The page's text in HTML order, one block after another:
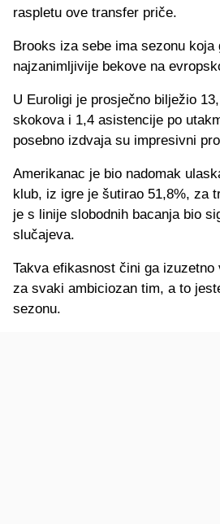
raspletu ove transfer priče.
Brooks iza sebe ima sezonu
najzanimljivije bekove na
U Euroligi je prosječno bilježio
skokova i 1,4 asistencije po
posebno izdvaja su impresivni
Amerikanac je bio nadomak
klub, iz igre je šutirao 51,8%, za
je s linije slobodnih bacanja bio
slučajeva.
Takva efikasnost čini ga izuzetno
za svaki ambiciozan tim, a to
sezonu.